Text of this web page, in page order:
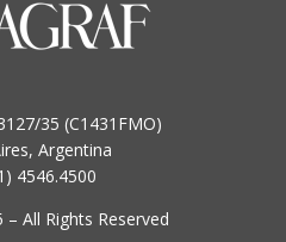
35 (C1431FMO)
Argentina
4546.4500
All Rights Reserved